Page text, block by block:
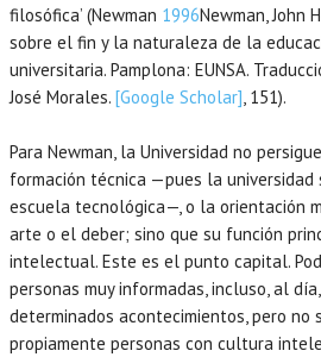
filosófica’ (Newman 1996Newman,John
sobre el fin y la naturaleza de la
universitaria. Pamplona: EUNSA.
José Morales. [Google Scholar], 151).
Para Newman, la Universidad no
formación técnica —pues la universidad
escuela tecnológica—, o la orientación
arte o el deber; sino que su función
intelectual. Este es el punto capital.
personas muy informadas, incluso, al
determinados acontecimientos, pero no
propiamente personas con cultura